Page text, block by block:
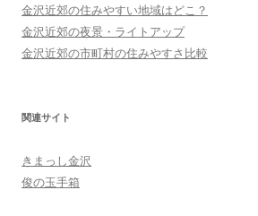
金沢近郊の住みやすい地域はどこ？
金沢近郊の夜景・ライトアップ
金沢近郊の市町村の住みやすさ比較
関連サイト
きまっし金沢
俊の玉手箱